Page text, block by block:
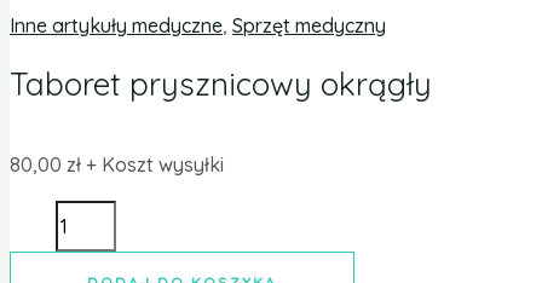
Inne artykuły medyczne, Sprzęt medyczny
Taboret prysznicowy okrągły
80,00 zł + Koszt wysyłki